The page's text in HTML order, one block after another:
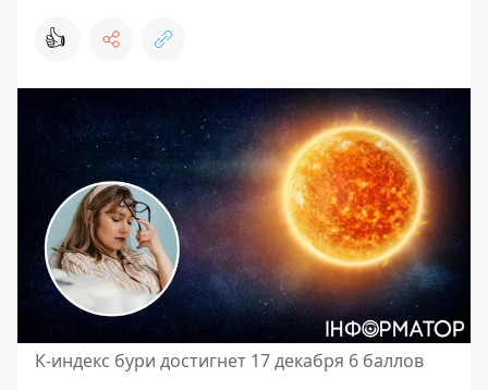
👍
К-индекс бури достигнет 17 декабря 6 баллов